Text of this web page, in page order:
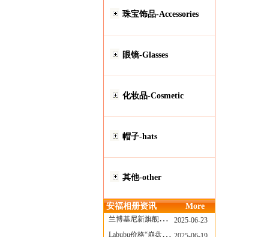
珠宝饰品-Accessories
眼镜-Glasses
化妆品-Cosmetic
帽子-hats
其他-other
安福相册资讯 More
兰博基尼新旗舰曝光？这台顶级超跑或将在8月登场
2025-06-23
Labubu价格“崩盘”？618当日泡泡玛特预售补货量超200W！